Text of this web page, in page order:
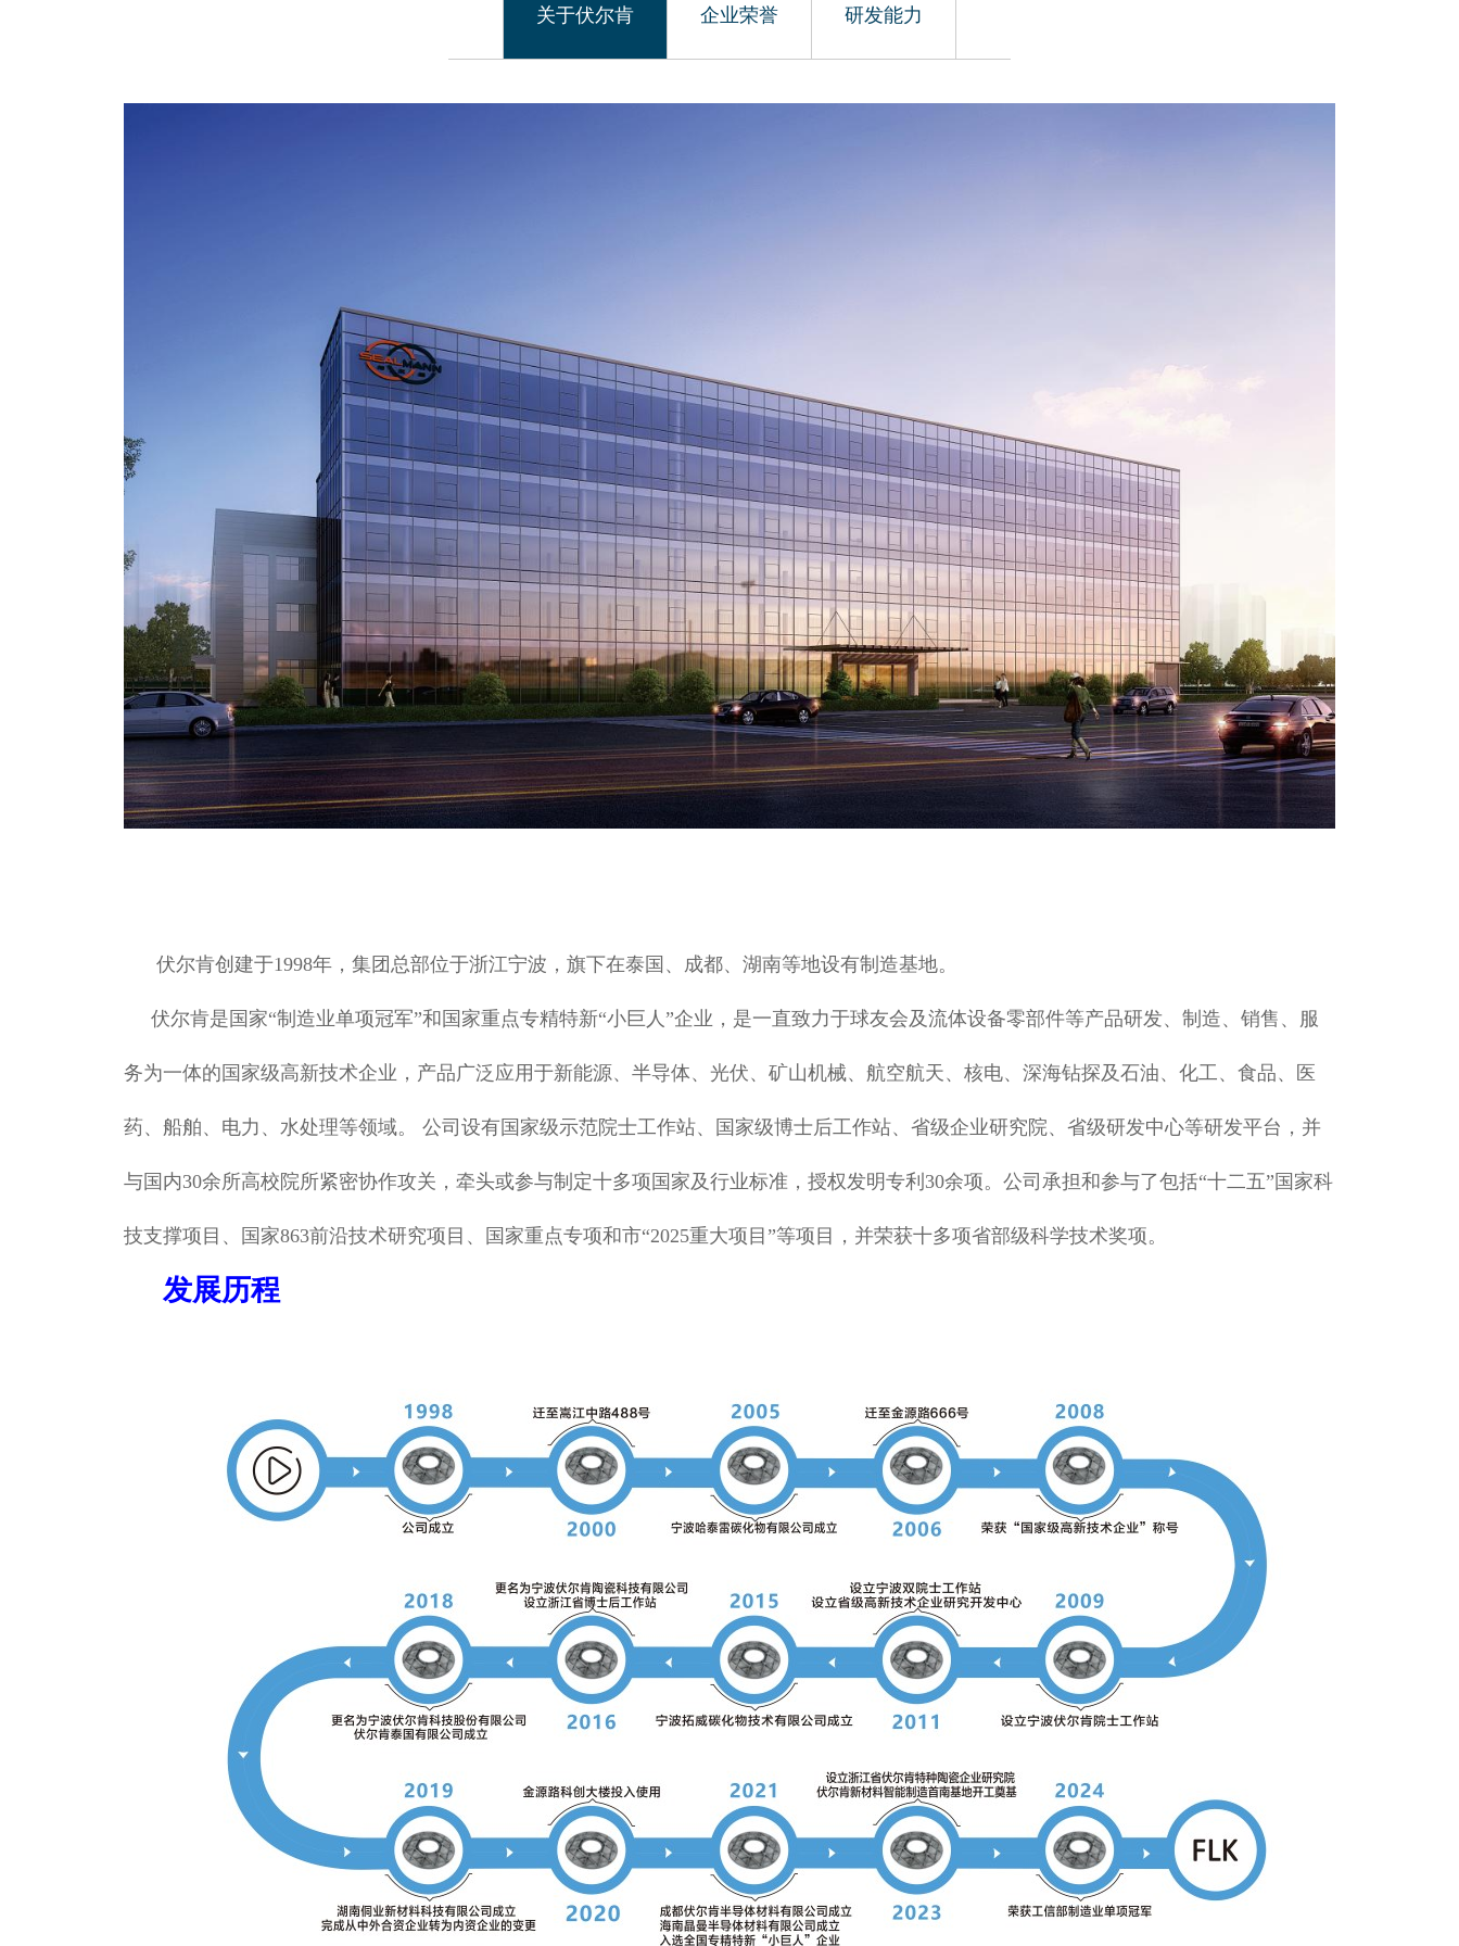
关于伏尔肯 企业荣誉 研发能力
伏尔肯创建于1998年，集团总部位于浙江宁波，旗下在泰国、成都、湖南等地设有制造基地。
伏尔肯是国家“制造业单项冠军”和国家重点专精特新“小巨人”企业，是一直致力于球友会及流体设备零部件等产品研发、制造、销售、服
务为一体的国家级高新技术企业，产品广泛应用于新能源、半导体、光伏、矿山机械、航空航天、核电、深海钻探及石油、化工、食品、医
药、船舶、电力、水处理等领域。 公司设有国家级示范院士工作站、国家级博士后工作站、省级企业研究院、省级研发中心等研发平台，并
与国内30余所高校院所紧密协作攻关，牵头或参与制定十多项国家及行业标准，授权发明专利30余项。公司承担和参与了包括“十二五”国家科
技支撑项目、国家863前沿技术研究项目、国家重点专项和市“2025重大项目”等项目，并荣获十多项省部级科学技术奖项。
发展历程